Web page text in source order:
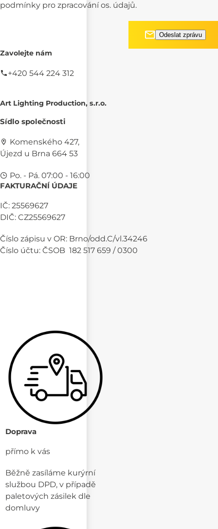
podmínky pro zpracování os. údajů.
Zavolejte nám
+420 544 224 312
Art Lighting Production, s.r.o.
Sídlo společnosti
Komenského 427,
Újezd u Brna 664 53
Po. - Pá. 07:00 - 16:00
FAKTURAČNÍ ÚDAJE
IČ: 25569627
DIČ: CZ25569627
Číslo zápisu v OR: Brno/odd.C/vl.34246
Číslo účtu: ČSOB 182 517 659 / 0300
Doprava
přímo k vás
Běžně zasíláme kurýrní
službou DPD, v případě
paletových zásilek dle
domluvy